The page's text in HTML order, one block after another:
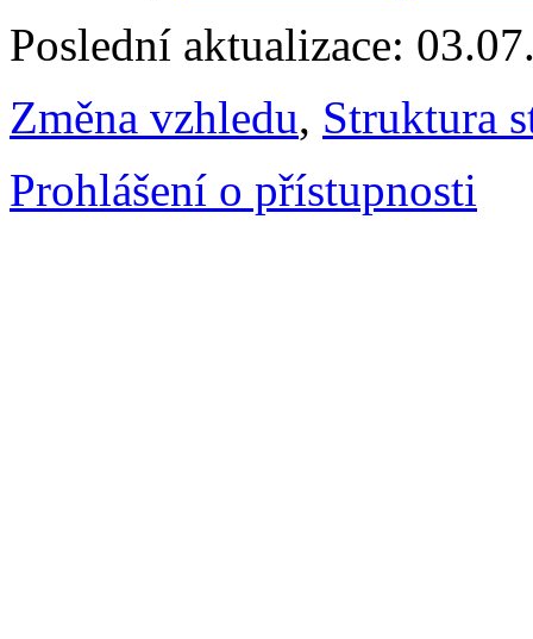
Poslední aktualizace:
Změna vzhledu, Struktura
Prohlášení o přístupnosti